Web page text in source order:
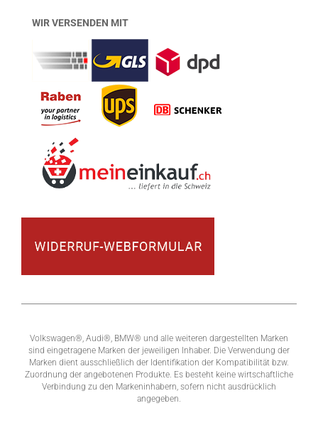
WIR VERSENDEN MIT
Volkswagen®, Audi®, BMW® und alle weiteren dargestellten Marken
sind eingetragene Marken der jeweiligen Inhaber. Die Verwendung der
Marken dient ausschließlich der Identifikation der Kompatibilität bzw.
Zuordnung der angebotenen Produkte. Es besteht keine wirtschaftliche
Verbindung zu den Markeninhabern, sofern nicht ausdrücklich
angegeben.